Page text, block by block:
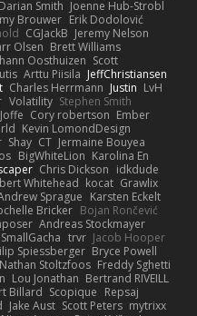
Darian Smith Joenne Hub-Strobl
Brouwer Erik Dodolović
CGJackB Jeremy Nelson
Olsen Brett Williams
Oosthuizen Scott
Arttu Piisila JeffChristiansen
Charles Herrmann Justin LvH
Volatility Stephen Smith
Cory robertson Ember
Kevin LomondDesign
Shay CT Jermaine Bouyea
BigWhiteLion Karolina En
Chris Dickson idkdude
Whitehead kocat Grawlix
Sprague Karsten Eckelt
Bricker Bojan Rončević
Andreas Stockmayer
trvr Jacob Hooper
Spiessberger Bryce Powell
Nathan Stoltzfoos Freddy Sghetti
Lou Jonathan Bertrand RIVEILL
Billard Scopique Repsaj
Jake Aust Scott Peters mytrixx